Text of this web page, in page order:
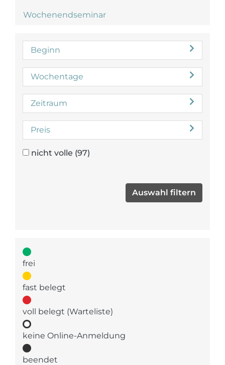
Wochenendseminar
Beginn
Wochentage
Zeitraum
Preis
nicht volle (97)
frei
fast belegt
voll belegt (Warteliste)
keine Online-Anmeldung
beendet